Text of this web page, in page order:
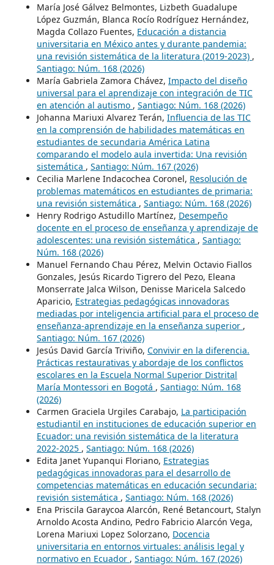
María José Gálvez Belmontes, Lizbeth Guadalupe
López Guzmán, Blanca Rocío Rodríguez Hernández,
Magda Collazo Fuentes, Educación a distancia
universitaria en México antes y durante pandemia:
una revisión sistemática de la literatura (2019-2023) ,
Santiago: Núm. 168 (2026)
María Gabriela Zamora Chávez, Impacto del diseño
universal para el aprendizaje con integración de TIC
en atención al autismo , Santiago: Núm. 168 (2026)
Johanna Mariuxi Alvarez Terán, Influencia de las TIC
en la comprensión de habilidades matemáticas en
estudiantes de secundaria América Latina
comparando el modelo aula invertida: Una revisión
sistemática , Santiago: Núm. 167 (2026)
Cecilia Marlene Indacochea Coronel, Resolución de
problemas matemáticos en estudiantes de primaria:
una revisión sistemática , Santiago: Núm. 168 (2026)
Henry Rodrigo Astudillo Martínez, Desempeño
docente en el proceso de enseñanza y aprendizaje de
adolescentes: una revisión sistemática , Santiago:
Núm. 168 (2026)
Manuel Fernando Chau Pérez, Melvin Octavio Fiallos
Gonzales, Jesús Ricardo Tigrero del Pezo, Eleana
Monserrate Jalca Wilson, Denisse Maricela Salcedo
Aparicio, Estrategias pedagógicas innovadoras
mediadas por inteligencia artificial para el proceso de
enseñanza-aprendizaje en la enseñanza superior ,
Santiago: Núm. 167 (2026)
Jesús David García Triviño, Convivir en la diferencia.
Prácticas restaurativas y abordaje de los conflictos
escolares en la Escuela Normal Superior Distrital
María Montessori en Bogotá , Santiago: Núm. 168
(2026)
Carmen Graciela Urgiles Carabajo, La participación
estudiantil en instituciones de educación superior en
Ecuador: una revisión sistemática de la literatura
2022-2025 , Santiago: Núm. 168 (2026)
Edita Janet Yupanqui Floriano, Estrategias
pedagógicas innovadoras para el desarrollo de
competencias matemáticas en educación secundaria:
revisión sistemática , Santiago: Núm. 168 (2026)
Ena Priscila Garaycoa Alarcón, René Betancourt, Stalyn
Arnoldo Acosta Andino, Pedro Fabricio Alarcón Vega,
Lorena Mariuxi Lopez Solorzano, Docencia
universitaria en entornos virtuales: análisis legal y
normativo en Ecuador , Santiago: Núm. 167 (2026)